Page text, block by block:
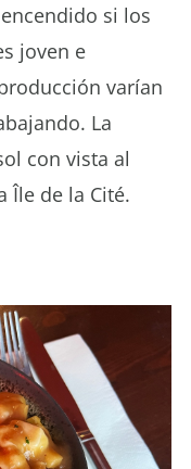
si los
joven e
varían
La
con vista al
Île de la Cité.